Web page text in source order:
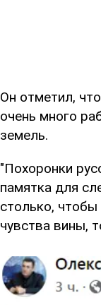
Он отметил,
очень много
земель.
"Похоронки
памятка для
столько,
чувства вины,